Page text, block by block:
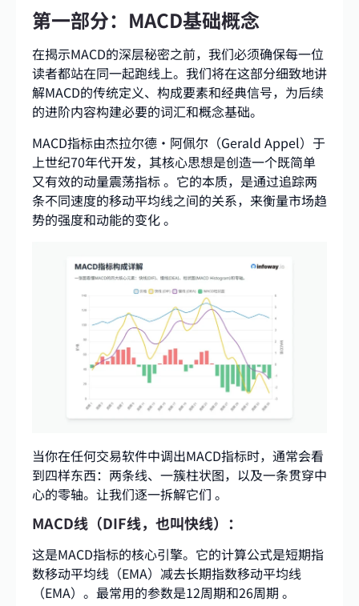
第一部分：MACD基础概念
在揭示MACD的深层秘密之前，我们必须确保每一位
读者都站在同一起跑线上。我们将在这部分细致地讲
解MACD的传统定义、构成要素和经典信号，为后续
的进阶内容构建必要的词汇和概念基础。
MACD指标由杰拉尔德·阿佩尔（Gerald Appel）于
上世纪70年代开发，其核心思想是创造一个既简单
又有效的动量震荡指标 。它的本质，是通过追踪两
条不同速度的移动平均线之间的关系，来衡量市场趋
势的强度和动能的变化 。
当你在任何交易软件中调出MACD指标时，通常会看
到四样东西：两条线、一簇柱状图，以及一条贯穿中
心的零轴。让我们逐一拆解它们 。
MACD线（DIF线，也叫快线）：
这是MACD指标的核心引擎。它的计算公式是短期指
数移动平均线（EMA）减去长期指数移动平均线
（EMA）。最常用的参数是12周期和26周期 。